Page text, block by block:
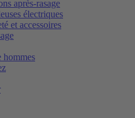
après-rasage
électriques
et accessoires
hommes